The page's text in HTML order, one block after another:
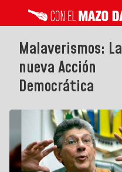
Malaverismos: La
nueva Acción
Democrática